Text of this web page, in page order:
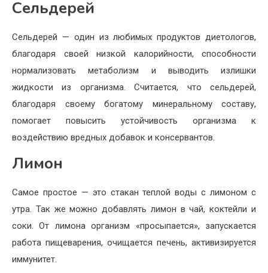
Сельдерей
Сельдерей — один из любимых продуктов диетологов,
благодаря своей низкой калорийности, способности
нормализовать метаболизм и выводить излишки
жидкости из организма. Считается, что сельдерей,
благодаря своему богатому минеральному составу,
помогает повысить устойчивость организма к
воздействию вредных добавок и консервантов.
Лимон
Самое простое — это стакан теплой воды с лимоном с
утра. Так же можно добавлять лимон в чай, коктейли и
соки. От лимона организм «просыпается», запускается
работа пищеварения, очищается печень, активизируется
иммунитет.